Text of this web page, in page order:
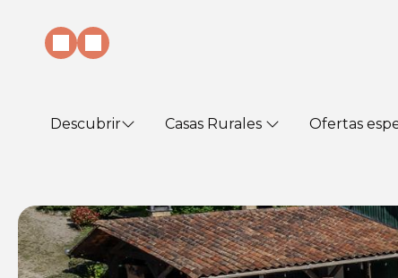
Descubrir Casas Rurales Ofertas